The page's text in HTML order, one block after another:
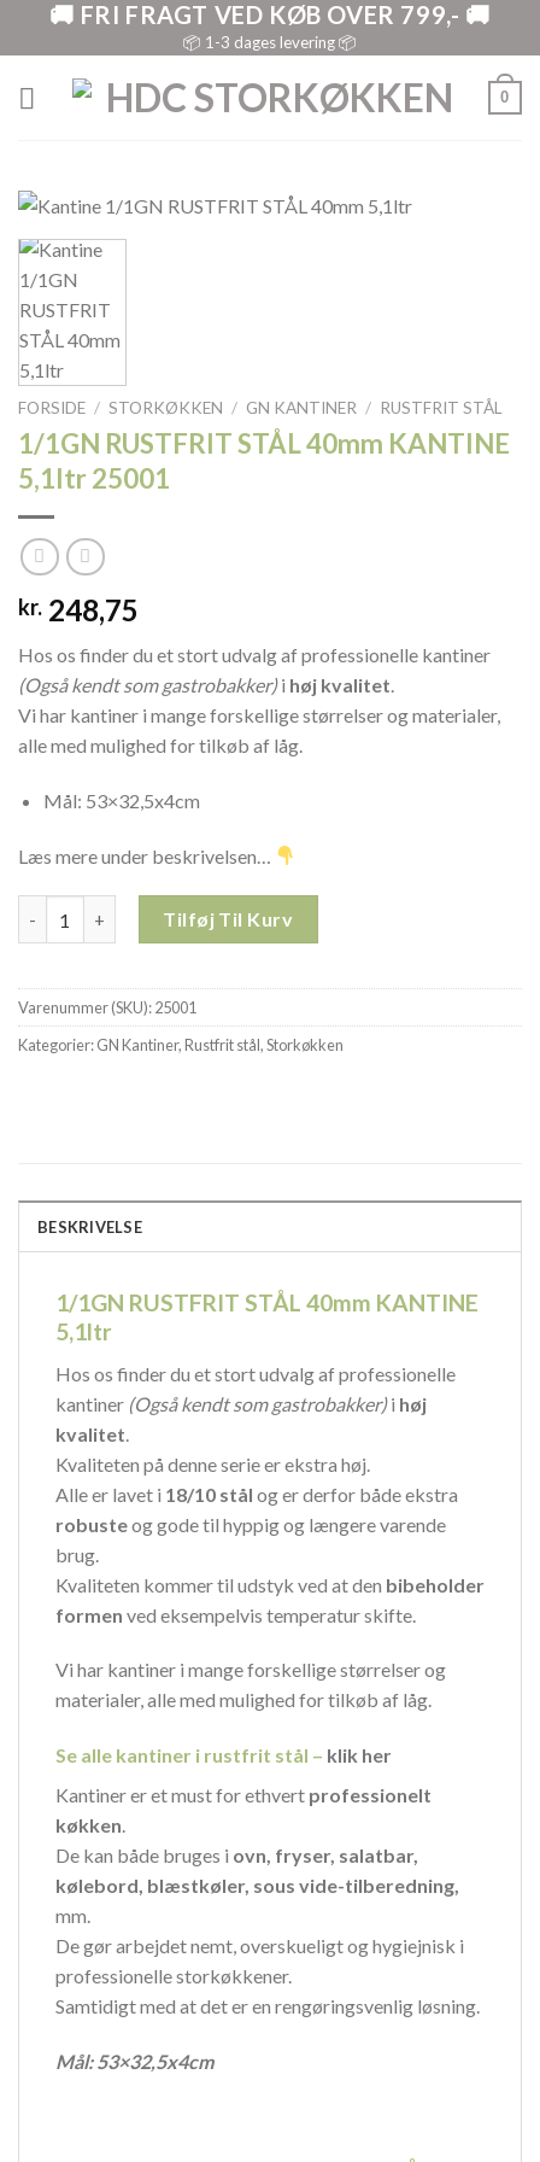
🚚 FRI FRAGT VED KØB OVER 799,- 🚚
📦 1-3 dages levering 📦
0
FORSIDE / STORKØKKEN / GN KANTINER / RUSTFRIT STÅL
1/1GN RUSTFRIT STÅL 40mm KANTINE
5,1ltr 25001
kr. 248,75
Hos os finder du et stort udvalg af professionelle kantiner
(Også kendt som gastrobakker)i høj kvalitet.
Vi har kantiner i mange forskellige størrelser og materialer,
alle med mulighed for tilkøb af låg.
Mål: 53×32,5x4cm
Læs mere under beskrivelsen…
Tilføj Til Kurv
Varenummer (SKU):25001
Kategorier:GN Kantiner,Rustfrit stål,Storkøkken
BESKRIVELSE
1/1GN RUSTFRIT STÅL 40mm KANTINE
5,1ltr
Hos os finder du et stort udvalg af professionelle
kantiner (Også kendt som gastrobakker)i høj
kvalitet
Kvaliteten på denne serie er ekstra høj.
Alle er lavet i 18/10 stål og er derfor både ekstra
robusteog gode til hyppig og længere varende
brug.
Kvaliteten kommer til udstyk ved at den bibeholder
formen ved eksempelvis temperatur skifte.
Vi har kantiner i mange forskellige størrelser og
materialer, alle med mulighed for tilkøb af låg.
Se alle kantiner i rustfrit stål – klik her
Kantiner er et must for ethvert professionelt
køkken.
De kan både bruges i ovn, fryser, salatbar,
kølebord, blæstkøler, sous vide-tilberedning,
mm.
De gør arbejdet nemt, overskueligt og hygiejnisk i
professionelle storkøkkener.
Samtidigt med at det er en rengøringsvenlig løsning.
Mål: 53×32,5x4cm